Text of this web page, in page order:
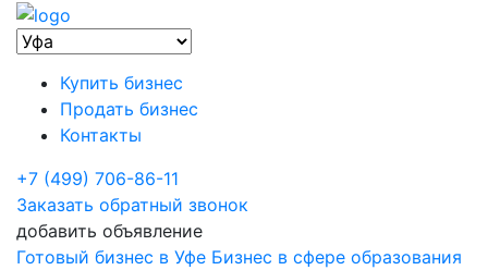
Купить бизнес
Продать бизнес
Контакты
+7 (499) 706-86-11
Заказать обратный звонок
добавить объявление
Готовый бизнес в Уфе Бизнес в сфере образования